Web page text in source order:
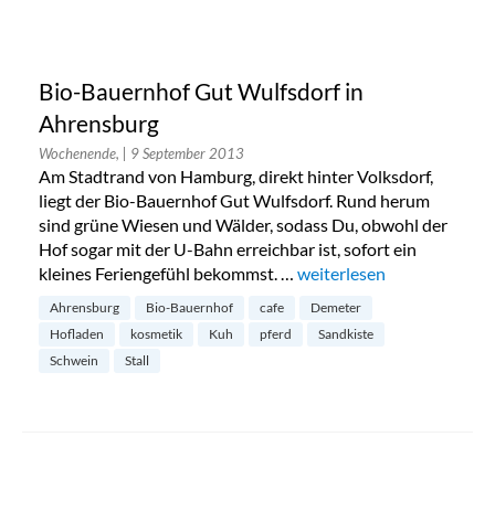
Bio-Bauernhof Gut Wulfsdorf in
Ahrensburg
Wochenende, | 9 September 2013
Am Stadtrand von Hamburg, direkt hinter Volksdorf,
liegt der Bio-Bauernhof Gut Wulfsdorf. Rund herum
sind grüne Wiesen und Wälder, sodass Du, obwohl der
Hof sogar mit der U-Bahn erreichbar ist, sofort ein
kleines Feriengefühl bekommst. … „Bio-Bauernhof Gut
weiterlesen
Ahrensburg Bio-Bauernhof cafe
Demeter
Hofladen
kosmetik Kuh pferd
Sandkiste
Schwein
Stall